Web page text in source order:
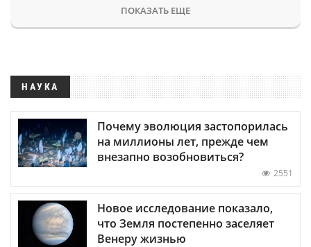
ПОКАЗАТЬ ЕЩЕ
НАУКА
Почему эволюция застопорилась
на миллионы лет, прежде чем
внезапно возобновиться?
2551
Новое исследование показало,
что Земля постепенно заселяет
Венеру жизнью